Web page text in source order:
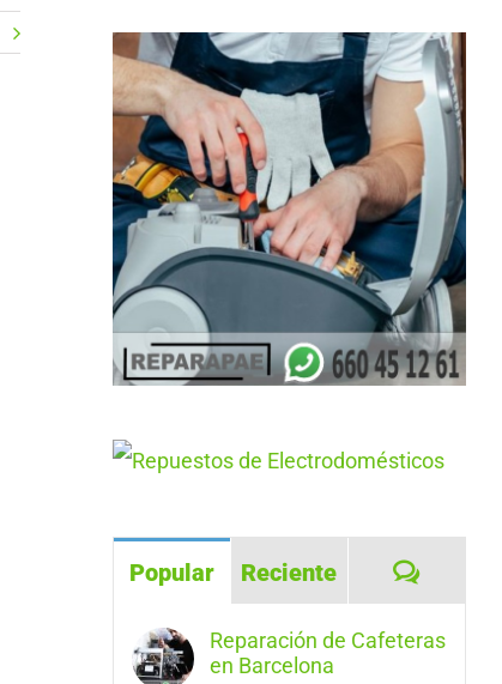
Popular Reciente
Reparación de Cafeteras
en Barcelona